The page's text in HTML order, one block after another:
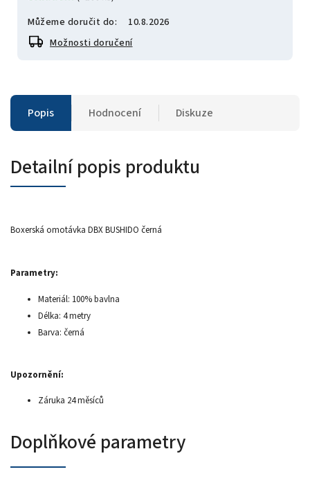
Můžeme doručit do:
10.8.2026
Možnosti doručení
Popis Hodnocení Diskuze
Detailní popis produktu
Boxerská omotávka DBX BUSHIDO černá
Parametry:
Materiál: 100% bavlna
Délka: 4 metry
Barva: černá
Upozornění:
Záruka 24 měsíců
Doplňkové parametry